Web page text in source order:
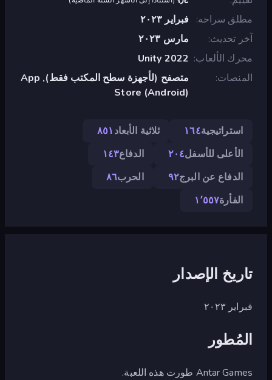
مطلق سراحه
فبراير ٢٠٢٣
آخر تحديث
مارس ٢٠٢٣
محرك الألعاب Unity 2022
المنصات
متصفح (لأجهزة سطح المكتب فقط), App
Store (Android)
استراتيجية١٦٤ ثلاثية الأبعاد٨٥١
الأعلى للأسفل٢٠٤ الدفاع١٤٣
الدفاع عن البرج٩٢ الحرب٨٦
الفأرة١٬٥٥٧
تاريخ الإصدار
فبراير ٢٠٢٣
المُطور
Antar Games طورت هذه اللعبة.